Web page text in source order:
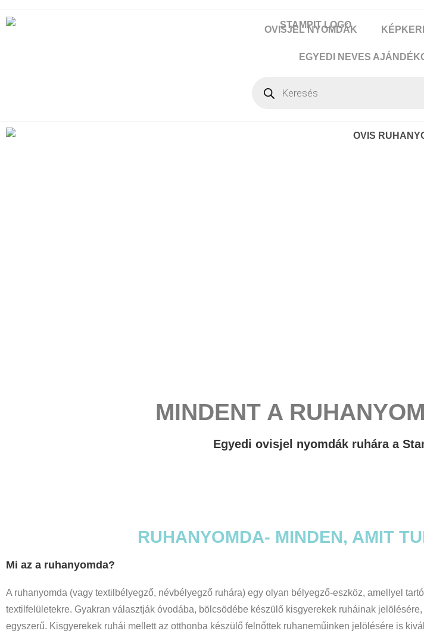
OVISJEL NYOMDÁK
EGYEDI NEVES
MINDENT A
Egyedi ovisjel nyomdák ruhára a
RUHANYOMDA- MINDEN, AMIT
Mi az a ruhanyomda?
A ruhanyomda (vagy textilbélyegző, névbélyegző ruhára) egy olyan bélyegző-eszköz, amellyel
textilfelületekre. Gyakran választják óvodába, bölcsödébe készülő kisgyerekek ruháinak
egyszerű. Kisgyerekek ruhái mellett az otthonba készülő felnőttek ruhaneműinken jelölésére is